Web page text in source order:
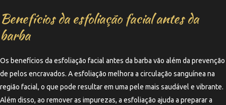
Benefícios da esfoliação facial antes da
barba
Os benefícios da esfoliação facial antes da barba vão além da prevenção
de pelos encravados. A esfoliação melhora a circulação sanguínea na
região facial, o que pode resultar em uma pele mais saudável e vibrante.
Além disso, ao remover as impurezas, a esfoliação ajuda a preparar a